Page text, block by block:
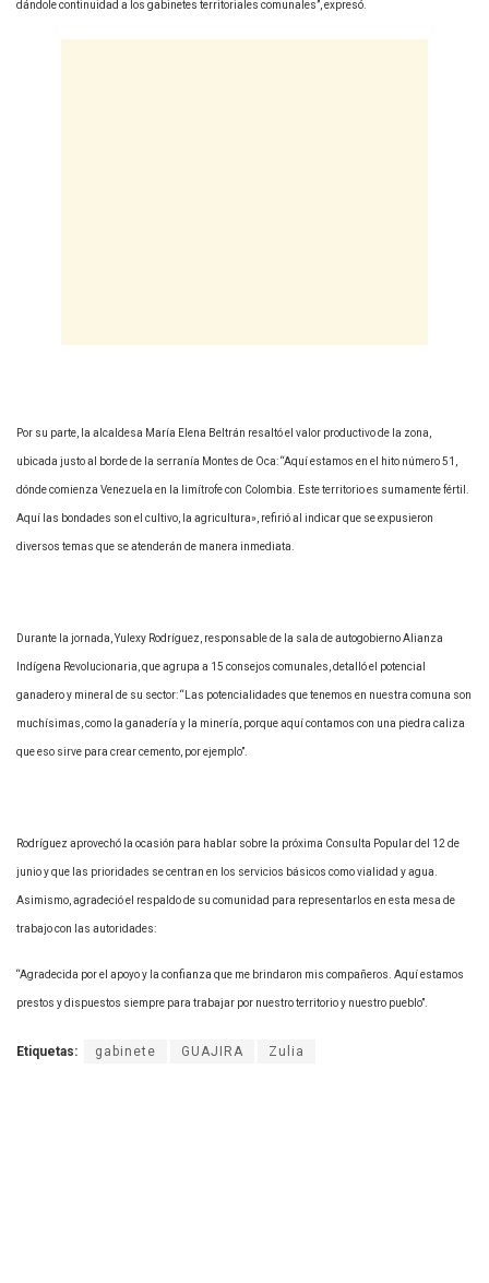
dándole continuidad a los gabinetes territoriales comunales”, expresó.
Por su parte, la alcaldesa María Elena Beltrán resaltó el valor productivo de la zona,
ubicada justo al borde de la serranía Montes de Oca: “Aquí estamos en el hito número 51,
dónde comienza Venezuela en la limítrofe con Colombia. Este territorio es sumamente fértil.
Aquí las bondades son el cultivo, la agricultura», refirió al indicar que se expusieron
diversos temas que se atenderán de manera inmediata.
Durante la jornada, Yulexy Rodríguez, responsable de la sala de autogobierno Alianza
Indígena Revolucionaria, que agrupa a 15 consejos comunales, detalló el potencial
ganadero y mineral de su sector: “Las potencialidades que tenemos en nuestra comuna son
muchísimas, como la ganadería y la minería, porque aquí contamos con una piedra caliza
que eso sirve para crear cemento, por ejemplo”.
Rodríguez aprovechó la ocasión para hablar sobre la próxima Consulta Popular del 12 de
junio y que las prioridades se centran en los servicios básicos como vialidad y agua.
Asimismo, agradeció el respaldo de su comunidad para representarlos en esta mesa de
trabajo con las autoridades:
“Agradecida por el apoyo y la confianza que me brindaron mis compañeros. Aquí estamos
prestos y dispuestos siempre para trabajar por nuestro territorio y nuestro pueblo”.
Etiquetas: gabinete GUAJIRA Zulia